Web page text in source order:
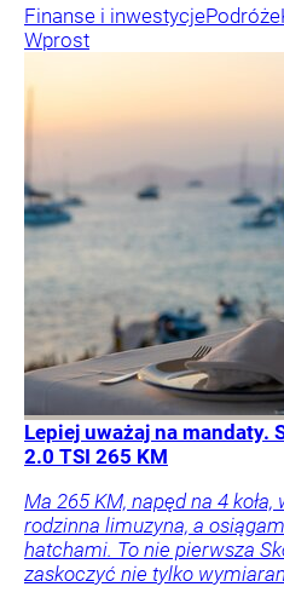
Finanse i inwestycjePodróże
Wprost
Lepiej uważaj na mandaty.
2.0 TSI 265 KM
Ma 265 KM, napęd na 4
rodzinna limuzyna, a
hatchami. To nie pierwsza
zaskoczyć nie tylko